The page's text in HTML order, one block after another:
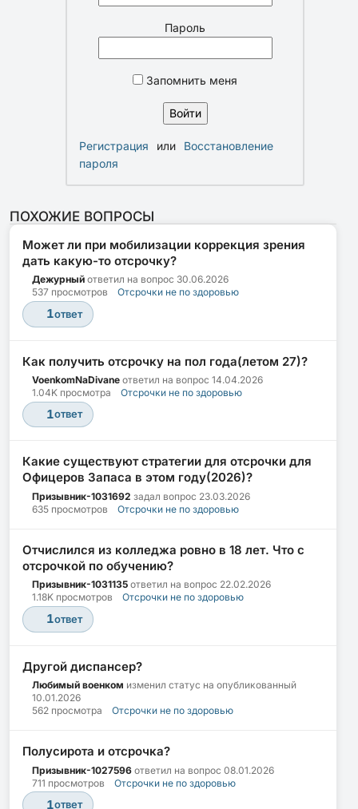
Пароль
Запомнить меня
Регистрация или
Восстановление
пароля
ПОХОЖИЕ ВОПРОСЫ
Может ли при мобилизации коррекция зрения
дать какую-то отсрочку?
Дежурный ответил на вопрос 30.06.2026
537 просмотров
Отсрочки не по здоровью
1ответ
Как получить отсрочку на пол года(летом 27)?
VoenkomNaDivane ответил на вопрос 14.04.2026
1.04K просмотра
Отсрочки не по здоровью
1ответ
Какие существуют стратегии для отсрочки для
Офицеров Запаса в этом году(2026)?
Призывник-1031692 задал вопрос 23.03.2026
635 просмотров
Отсрочки не по здоровью
Отчислился из колледжа ровно в 18 лет. Что с
отсрочкой по обучению?
Призывник-1031135 ответил на вопрос 22.02.2026
1.18K просмотров
Отсрочки не по здоровью
1ответ
Другой диспансер?
Любимый военком изменил статус на опубликованный
10.01.2026
562 просмотра
Отсрочки не по здоровью
Полусирота и отсрочка?
Призывник-1027596 ответил на вопрос 08.01.2026
711 просмотров
Отсрочки не по здоровью
1ответ